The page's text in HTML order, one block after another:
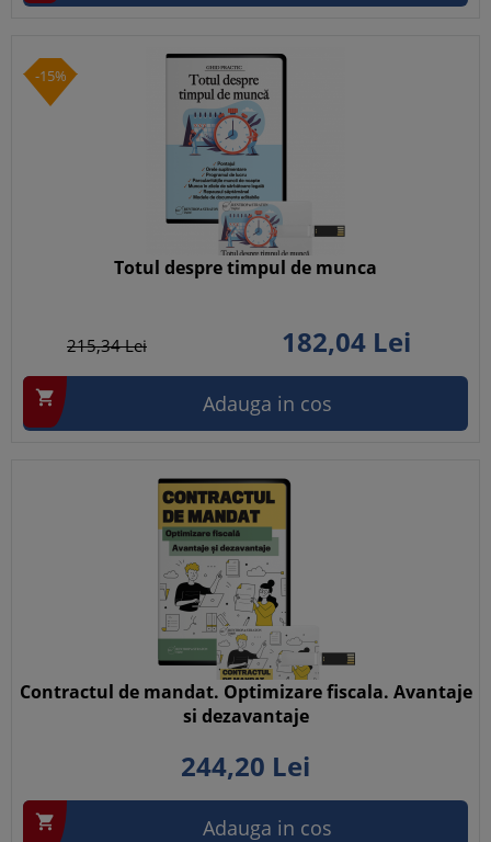
-15%
Totul despre timpul de munca
215,34Lei 182,04Lei
 Adauga in cos
Contractul de mandat. Optimizare fiscala. Avantaje
si dezavantaje
244,20 Lei
 Adauga in cos